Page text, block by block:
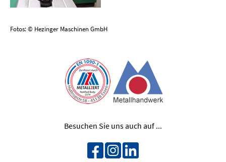
Fotos: © Hezinger Maschinen GmbH
Besuchen Sie uns auch auf ...